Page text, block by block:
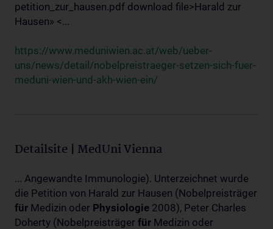
petition_zur_hausen.pdf download file>Harald zur
Hausen» <...
https://www.meduniwien.ac.at/web/ueber-
uns/news/detail/nobelpreistraeger-setzen-sich-fuer-
meduni-wien-und-akh-wien-ein/
Detailsite | MedUni Vienna
... Angewandte Immunologie). Unterzeichnet wurde
die Petition von Harald zur Hausen (Nobelpreisträger
für Medizin oder Physiologie 2008), Peter Charles
Doherty (Nobelpreisträger für Medizin oder